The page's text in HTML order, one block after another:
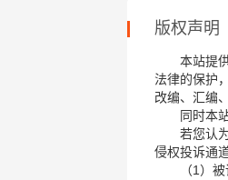
版权声明
本站提
法律的保护
改编、汇编
同时本
若您认
侵权投诉通
（1）